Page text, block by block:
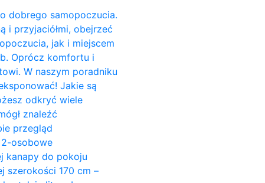
dobrego samopoczucia.
i przyjaciółmi, obejrzeć
jak i miejscem
Oprócz komfortu i
W naszym poradniku
Jakie są
odkryć wiele
znaleźć
przegląd
2-osobowe
kanapy do pokoju
szerokości 170 cm –